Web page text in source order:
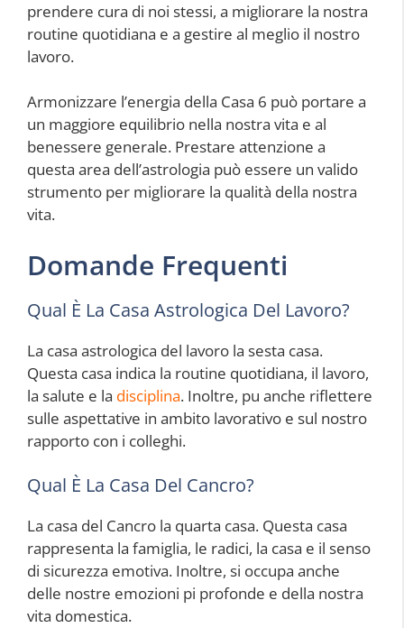
prendere cura di noi stessi, a migliorare la nostra
routine quotidiana e a gestire al meglio il nostro
lavoro.
Armonizzare l’energia della Casa 6 può portare a
un maggiore equilibrio nella nostra vita e al
benessere generale. Prestare attenzione a
questa area dell’astrologia può essere un valido
strumento per migliorare la qualità della nostra
vita.
Domande Frequenti
Qual È La Casa Astrologica Del Lavoro?
La casa astrologica del lavoro la sesta casa.
Questa casa indica la routine quotidiana, il lavoro,
la salute e la disciplina. Inoltre, pu anche riflettere
sulle aspettative in ambito lavorativo e sul nostro
rapporto con i colleghi.
Qual È La Casa Del Cancro?
La casa del Cancro la quarta casa. Questa casa
rappresenta la famiglia, le radici, la casa e il senso
di sicurezza emotiva. Inoltre, si occupa anche
delle nostre emozioni pi profonde e della nostra
vita domestica.